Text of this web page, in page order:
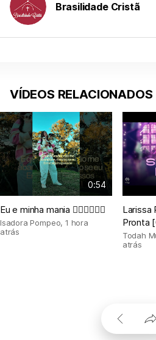
Brasilidade Cristã
VÍDEOS RELACIONADOS
0:54
Eu e minha mania 🙇🏻‍♀️🙇🏻‍♀️
Isadora Pompeo, 1 hora
atrás
Larissa
Pronta
Todah
atrás